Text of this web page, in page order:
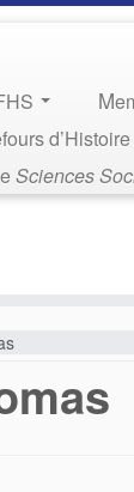
Sciences